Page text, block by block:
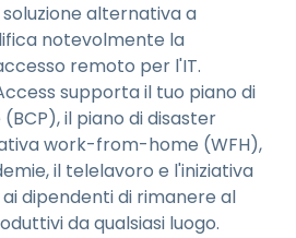
alternativa a
notevolmente la
remoto per l'IT.
supporta il tuo piano di
il piano di disaster
work-from-home (WFH),
il telelavoro e l'iniziativa
dipendenti di rimanere al
da qualsiasi luogo.